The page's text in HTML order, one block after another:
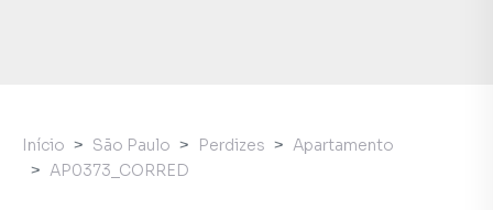
Início São Paulo Perdizes
Apartamento
AP0373_CORRED